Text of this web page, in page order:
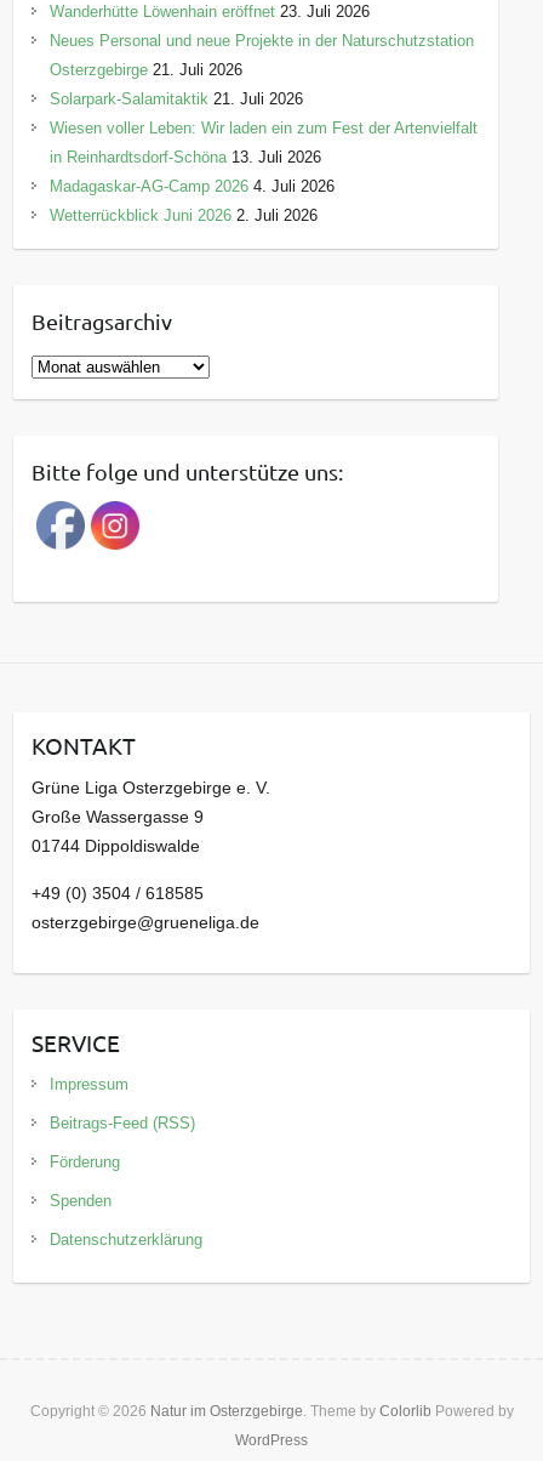
Wanderhütte Löwenhain eröffnet 23. Juli 2026
Neues Personal und neue Projekte in der Naturschutzstation
Osterzgebirge 21. Juli 2026
Solarpark-Salamitaktik 21. Juli 2026
Wiesen voller Leben: Wir laden ein zum Fest der Artenvielfalt
in Reinhardtsdorf-Schöna 13. Juli 2026
Madagaskar-AG-Camp 2026 4. Juli 2026
Wetterrückblick Juni 2026 2. Juli 2026
Beitragsarchiv
B
e
r
a
g
a
v
Bitte folge und unterstütze uns:
KONTAKT
Grüne Liga Osterzgebirge e. V.
Große Wassergasse 9
01744 Dippoldiswalde
+49 (0) 3504 / 618585
osterzgebirge@grueneliga.de
SERVICE
Impressum
Beitrags-Feed (RSS)
Förderung
Spenden
Datenschutzerklärung
Copyright © 2026 Natur im Osterzgebirge. Theme by Colorlib Powered by
WordPress